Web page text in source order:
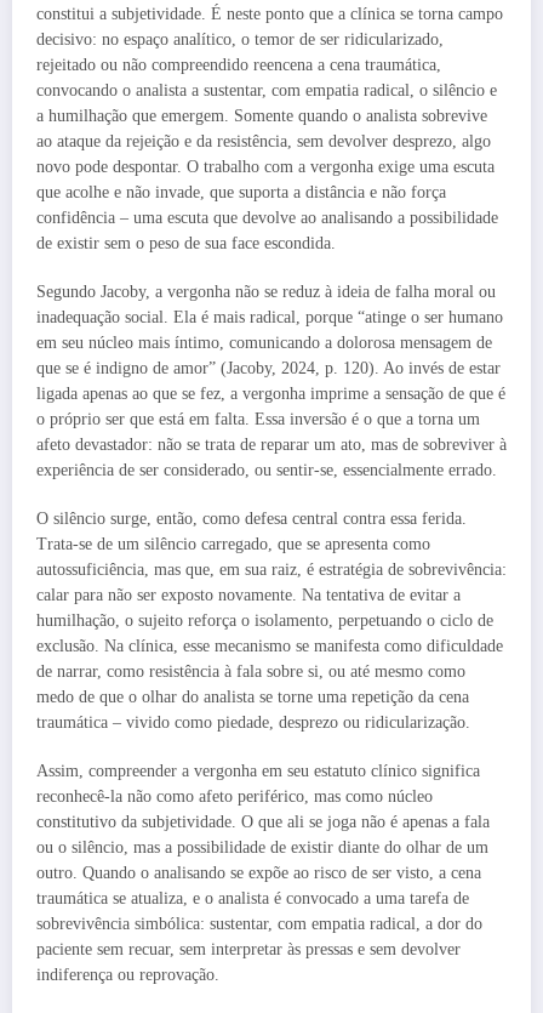
constitui a subjetividade. É neste ponto que a clínica se torna campo
decisivo: no espaço analítico, o temor de ser ridicularizado,
rejeitado ou não compreendido reencena a cena traumática,
convocando o analista a sustentar, com empatia radical, o silêncio e
a humilhação que emergem. Somente quando o analista sobrevive
ao ataque da rejeição e da resistência, sem devolver desprezo, algo
novo pode despontar. O trabalho com a vergonha exige uma escuta
que acolhe e não invade, que suporta a distância e não força
confidência – uma escuta que devolve ao analisando a possibilidade
de existir sem o peso de sua face escondida.
Segundo Jacoby, a vergonha não se reduz à ideia de falha moral ou
inadequação social. Ela é mais radical, porque “atinge o ser humano
em seu núcleo mais íntimo, comunicando a dolorosa mensagem de
que se é indigno de amor” (Jacoby, 2024, p. 120). Ao invés de estar
ligada apenas ao que se fez, a vergonha imprime a sensação de que é
o próprio ser que está em falta. Essa inversão é o que a torna um
afeto devastador: não se trata de reparar um ato, mas de sobreviver à
experiência de ser considerado, ou sentir-se, essencialmente errado.
O silêncio surge, então, como defesa central contra essa ferida.
Trata-se de um silêncio carregado, que se apresenta como
autossuficiência, mas que, em sua raiz, é estratégia de sobrevivência:
calar para não ser exposto novamente. Na tentativa de evitar a
humilhação, o sujeito reforça o isolamento, perpetuando o ciclo de
exclusão. Na clínica, esse mecanismo se manifesta como dificuldade
de narrar, como resistência à fala sobre si, ou até mesmo como
medo de que o olhar do analista se torne uma repetição da cena
traumática – vivido como piedade, desprezo ou ridicularização.
Assim, compreender a vergonha em seu estatuto clínico significa
reconhecê-la não como afeto periférico, mas como núcleo
constitutivo da subjetividade. O que ali se joga não é apenas a fala
ou o silêncio, mas a possibilidade de existir diante do olhar de um
outro. Quando o analisando se expõe ao risco de ser visto, a cena
traumática se atualiza, e o analista é convocado a uma tarefa de
sobrevivência simbólica: sustentar, com empatia radical, a dor do
paciente sem recuar, sem interpretar às pressas e sem devolver
indiferença ou reprovação.